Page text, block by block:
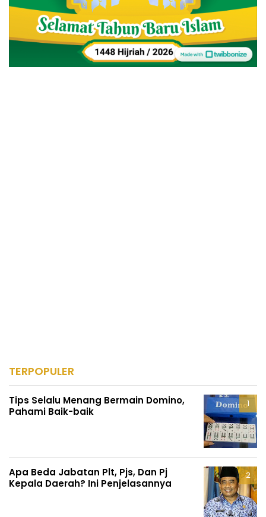
TERPOPULER
Tips Selalu Menang Bermain Domino,
Pahami Baik-baik
Apa Beda Jabatan Plt, Pjs, Dan Pj
Kepala Daerah? Ini Penjelasannya